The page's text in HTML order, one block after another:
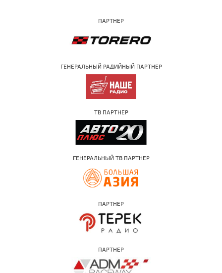
ПАРТНЕР
ГЕНЕРАЛЬНЫЙ РАДИЙНЫЙ ПАРТНЕР
ТВ ПАРТНЕР
ГЕНЕРАЛЬНЫЙ ТВ ПАРТНЕР
ПАРТНЕР
ПАРТНЕР